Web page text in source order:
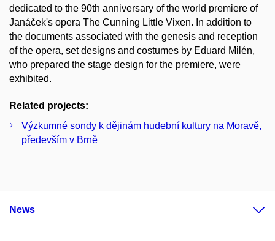
dedicated to the 90th anniversary of the world premiere of
Janáček's opera The Cunning Little Vixen. In addition to
the documents associated with the genesis and reception
of the opera, set designs and costumes by Eduard Milén,
who prepared the stage design for the premiere, were
exhibited.
Related projects:
Výzkumné sondy k dějinám hudební kultury na Moravě,
především v Brně
News